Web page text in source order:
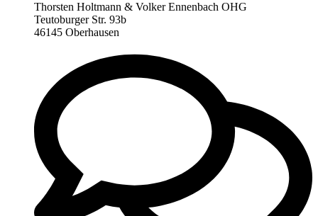
Thorsten Holtmann & Volker Ennenbach OHG
Teutoburger Str. 93b
46145 Oberhausen